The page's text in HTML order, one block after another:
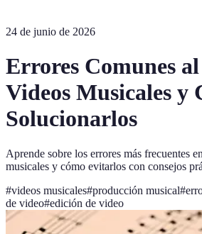
24 de junio de 2026
Errores Comunes
Videos Musicales y
Solucionarlos
Aprende sobre los errores más frecuentes
musicales y cómo evitarlos con consejos
#videos musicales#producción musical#
de video#edición de video